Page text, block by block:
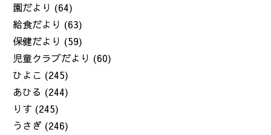
園だより (64)
給食だより (63)
保健だより (59)
児童クラブだより (60)
ひよこ (245)
あひる (244)
りす (245)
うさぎ (246)